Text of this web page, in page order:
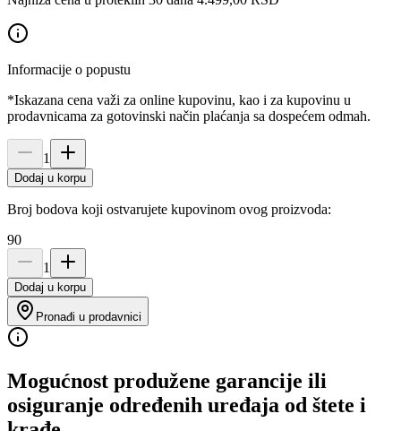
Informacije o popustu
*Iskazana cena važi za online kupovinu, kao i za kupovinu u
prodavnicama za gotovinski način plaćanja sa dospećem odmah.
1
Dodaj u korpu
Broj bodova koji ostvarujete kupovinom ovog proizvoda:
90
1
Dodaj u korpu
Pronađi u prodavnici
Mogućnost produžene garancije ili
osiguranje određenih uređaja od štete i